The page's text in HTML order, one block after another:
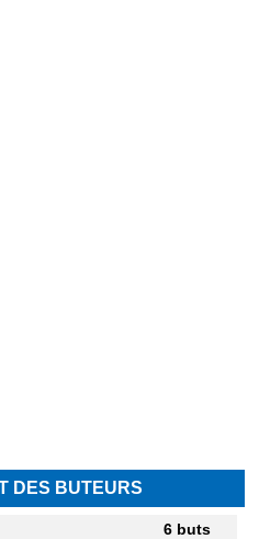
DES BUTEURS
6 buts